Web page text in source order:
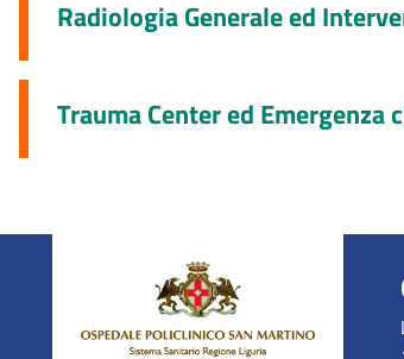
Radiologia Generale ed
Trauma Center ed Emergenza